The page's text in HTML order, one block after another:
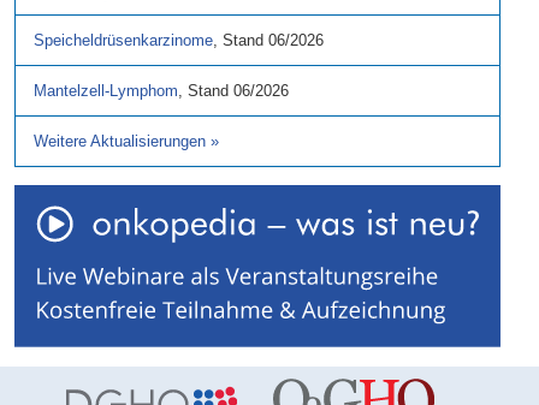
Speicheldrüsenkarzinome, Stand 06/2026
Mantelzell-Lymphom, Stand 06/2026
Weitere Aktualisierungen »